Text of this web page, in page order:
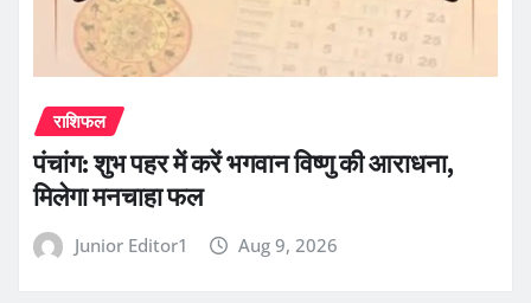
राशिफल
पंचांग: शुभ पहर में करें भगवान विष्णु की आराधना,
मिलेगा मनचाहा फल
Junior Editor1 Aug 9, 2026